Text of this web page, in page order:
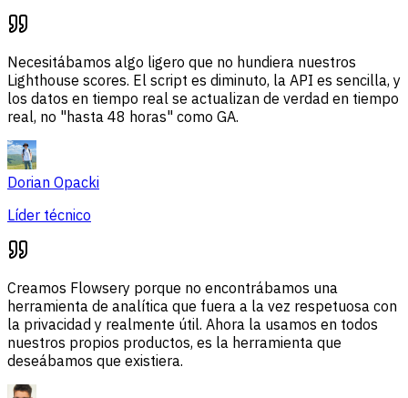
Necesitábamos algo ligero que no hundiera nuestros
Lighthouse scores. El script es diminuto, la API es sencilla, y
los datos en tiempo real se actualizan de verdad en tiempo
real, no "hasta 48 horas" como GA.
Dorian Opacki
Líder técnico
Creamos Flowsery porque no encontrábamos una
herramienta de analítica que fuera a la vez respetuosa con
la privacidad y realmente útil. Ahora la usamos en todos
nuestros propios productos, es la herramienta que
deseábamos que existiera.